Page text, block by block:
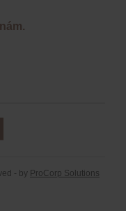
- by ProCorp Solutions